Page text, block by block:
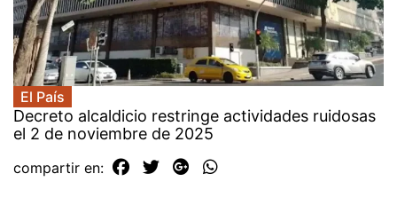
El País
Decreto alcaldicio restringe actividades ruidosas
el 2 de noviembre de 2025
compartir en: